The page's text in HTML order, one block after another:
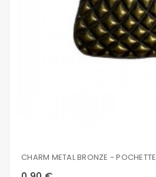
CHARM METAL BRONZE - POCHETTE